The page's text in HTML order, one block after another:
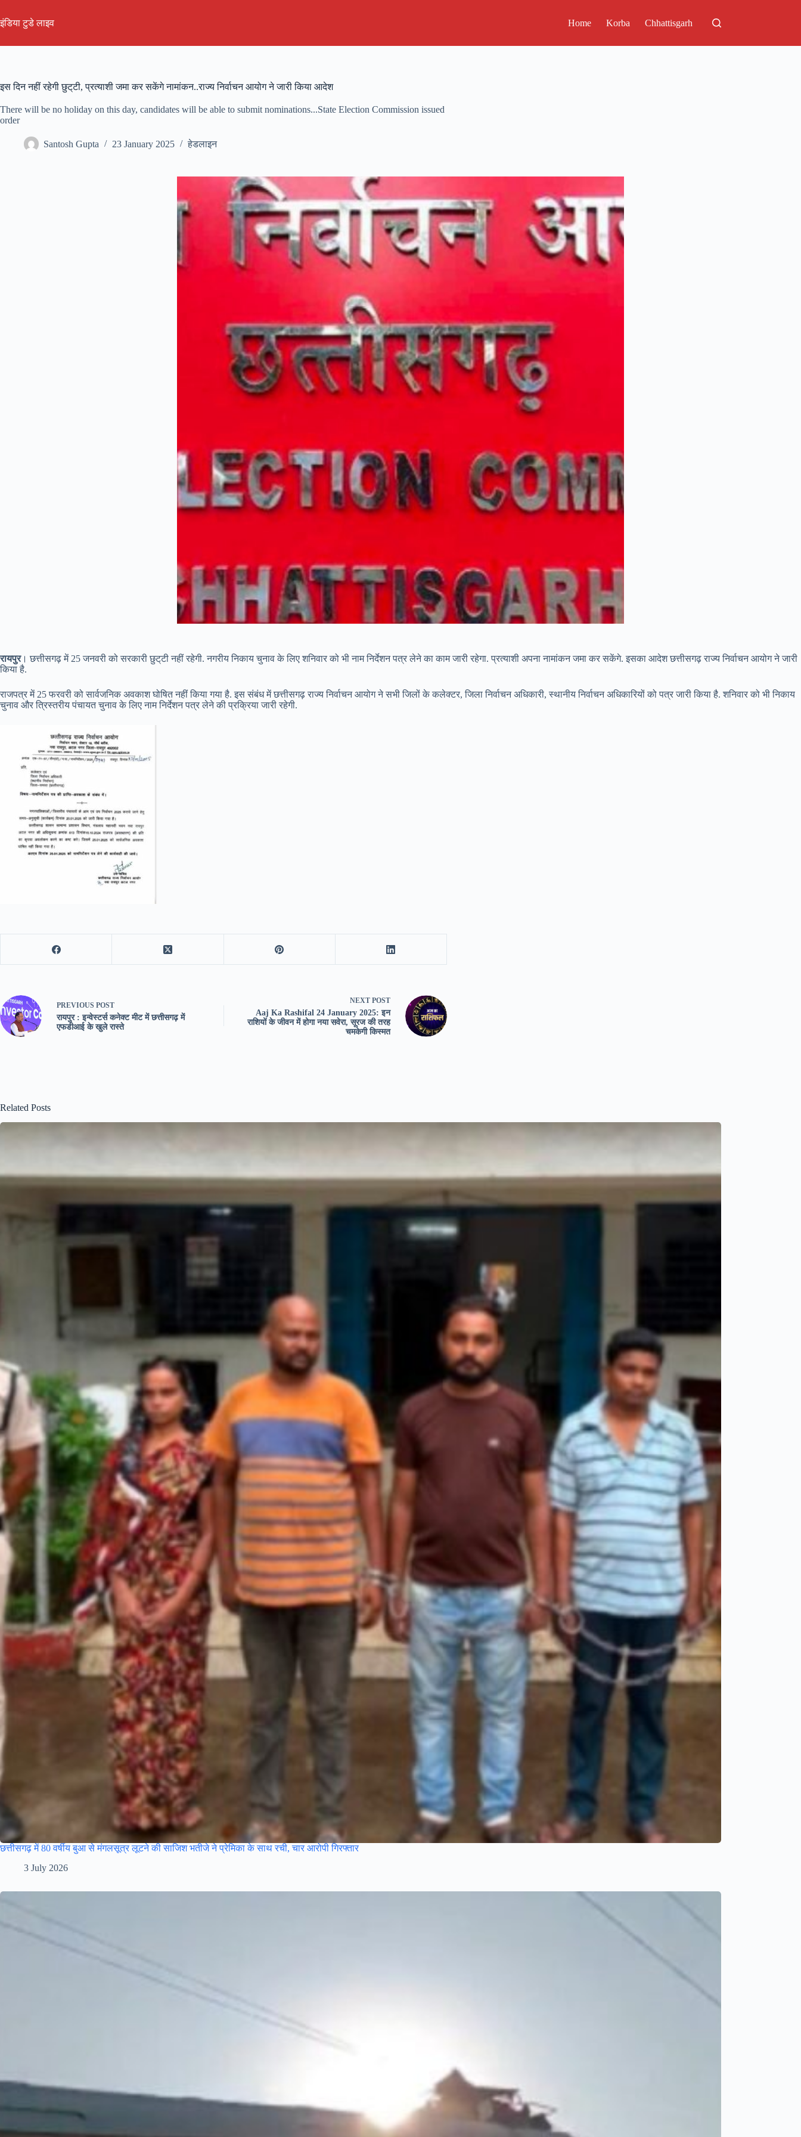
content
इंडिया टुडे लाइव Home Korba Chhattisgarh
इस दिन नहीं रहेगी छुट्‌टी, प्रत्याशी जमा कर सकेंगे नामांकन..राज्य निर्वाचन आयोग ने जारी किया आदेश
There will be no holiday on this day, candidates will be able to submit nominations...State Election Commission issued
order
Santosh Gupta 23 January 2025 हेडलाइन
रायपुर। छत्तीसगढ़ में 25 जनवरी को सरकारी छुट्‌टी नहीं रहेगी. नगरीय निकाय चुनाव के लिए शनिवार को भी नाम निर्देशन पत्र लेने का काम जारी रहेगा. प्रत्याशी अपना नामांकन जमा कर सकेंगे. इसका आदेश छत्तीसगढ़ राज्य निर्वाचन आयोग ने जारी
किया है.
राजपत्र में 25 फरवरी को सार्वजनिक अवकाश घोषित नहीं किया गया है. इस संबंध में छत्तीसगढ़ राज्य निर्वाचन आयोग ने सभी जिलों के कलेक्टर, जिला निर्वाचन अधिकारी, स्थानीय निर्वाचन अधिकारियों को पत्र जारी किया है. शनिवार को भी निकाय
चुनाव और त्रिस्तरीय पंचायत चुनाव के लिए नाम निर्देशन पत्र लेने की प्रक्रिया जारी रहेगी.
PREVIOUS POST
रायपुर : इन्वेस्टर्स कनेक्ट मीट में छत्तीसगढ़ में
एफडीआई के खुले रास्ते
NEXT POST
Aaj Ka Rashifal 24 January 2025: इन
राशियों के जीवन में होगा नया सवेरा, सूरज की तरह
चमकेगी किस्मत
Related Posts
छत्तीसगढ़ में 80 वर्षीय बुआ से मंगलसूत्र लूटने की साजिश भतीजे ने प्रेमिका के साथ रची, चार आरोपी गिरफ्तार
3 July 2026